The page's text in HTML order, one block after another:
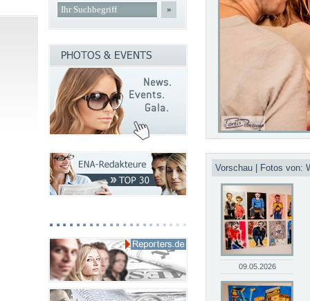
Vorschau | Fotos von:
09.05.2026
»